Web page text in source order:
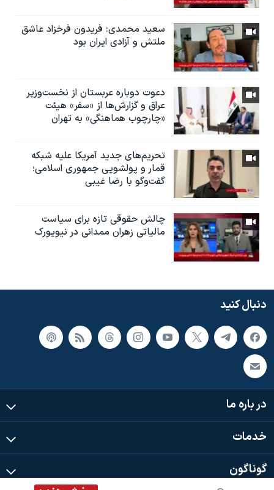
سعید محمدی: فریدون فرخزاد عاشق
ملتش و آزادی ایران بود
دعوت دوباره عربستان از نخست‌وزیر
عراق و گزارش‌ها از «سفر» هیئت
«چارچوب هماهنگی» به تهران
تحریم‌های جدید آمریکا علیه شبکه
قمار و پولشویی جمهوری اسلامی؛
گفت‌وگو با رضا غیبی
چالش حقوقی تازه برای سیاست
مالیاتی زهران ممدانی در نیویورک
دنبال کنید
در باره ما
خدمات
گوناگون